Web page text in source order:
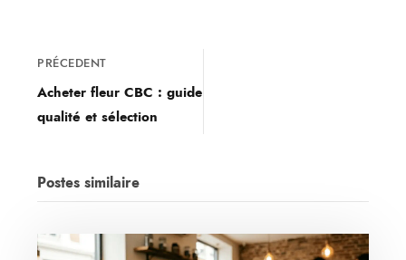
PRÉCEDENT
Acheter fleur CBC : guide
qualité et sélection
Postes similaire